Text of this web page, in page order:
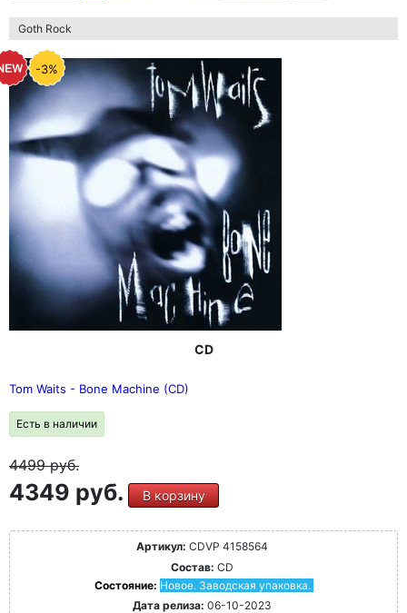
Goth Rock
-3%
CD
Tom Waits - Bone Machine (CD)
Есть в наличии
4499руб.
4349 руб. В корзину
Артикул: CDVP 4158564
Состав: CD
Состояние: Новое. Заводская упаковка.
Дата релиза: 06-10-2023